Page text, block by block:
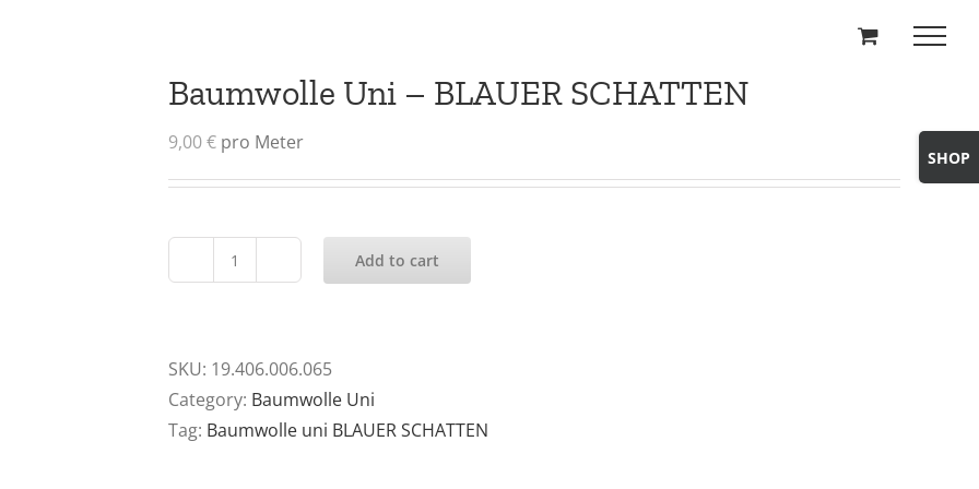
Baumwolle Uni – BLAUER SCHATTEN
9,00€ pro Meter
Baumwolle
BLAUER
SCHATTEN
quantity
Add to cart
SKU: 19.406.006.065
Category: Baumwolle Uni
Tag: Baumwolle uni BLAUER SCHATTEN
Sliding